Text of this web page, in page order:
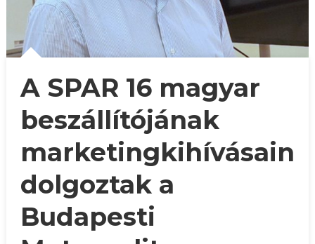
A SPAR 16 magyar
beszállítójának
marketingkihívásain
dolgoztak a
Budapesti